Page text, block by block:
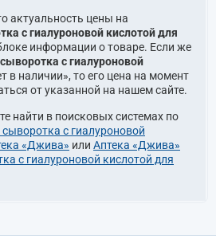
актуальность цены на
с гиалуроновой кислотой для
информации о товаре. Если же
с гиалуроновой
в наличии», то его цена на момент
от указанной на нашем сайте.
найти в поисковых системах по
с гиалуроновой
«Джива» или Аптека «Джива»
с гиалуроновой кислотой для